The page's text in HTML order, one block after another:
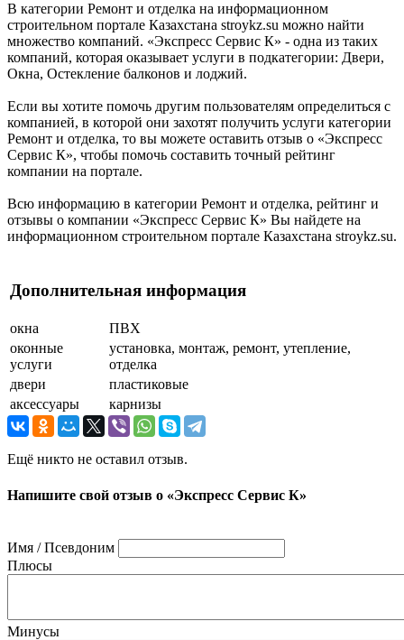
В категории Ремонт и отделка на информационном
строительном портале Казахстана stroykz.su можно найти
множество компаний. «Экспресс Сервис К» - одна из таких
компаний, которая оказывает услуги в подкатегории: Двери,
Окна, Остекление балконов и лоджий.
Если вы хотите помочь другим пользователям определиться с
компанией, в которой они захотят получить услуги категории
Ремонт и отделка, то вы можете оставить отзыв о «Экспресс
Сервис К», чтобы помочь составить точный рейтинг
компании на портале.
Всю информацию в категории Ремонт и отделка, рейтинг и
отзывы о компании «Экспресс Сервис К» Вы найдете на
информационном строительном портале Казахстана stroykz.su.
Дополнительная информация
окна
ПВХ
оконные
услуги
установка, монтаж, ремонт, утепление,
отделка
двери
пластиковые
аксессуары
карнизы
Ещё никто не оставил отзыв.
Напишите свой отзыв о «Экспресс Сервис К»
Имя / Псевдоним
Плюсы
Минусы